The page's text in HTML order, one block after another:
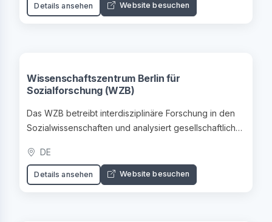
Details ansehen Website besuchen
Wissenschaftszentrum Berlin für
Sozialforschung (WZB)
Das WZB betreibt interdisziplinäre Forschung in den
Sozialwissenschaften und analysiert gesellschaftliche
DE
Details ansehen Website besuchen